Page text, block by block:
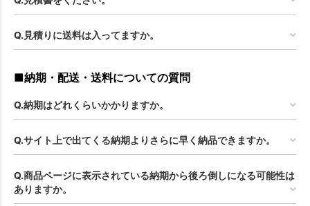
Q.見積りに送料は入ってますか。
■納期・配送・送料についての質問
Q.納期はどれくらいかかりますか。
Q.サイト上で出てくる納期よりさらに早く納品できますか。
Q.商品ページに表示されている納期から後ろ倒しになる可能性は
ありますか。